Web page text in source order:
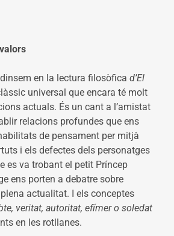
en la lectura filosòfica d’El
universal que encara té molt
actuals. És un cant a l’amistat
relacions profundes que ens
de pensament per mitjà
i els defectes dels personatges
es va trobant el petit Príncep
ens porten a debatre sobre
actualitat. I els conceptes
veritat, autoritat, efímer o soledat
en les rotllanes.